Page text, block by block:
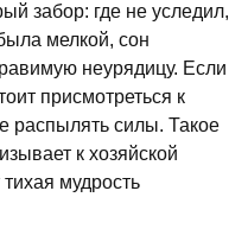
забор: где не уследил,
мелкой, сон
неурядицу. Если
присмотреться к
распылять силы. Такое
к хозяйской
мудрость